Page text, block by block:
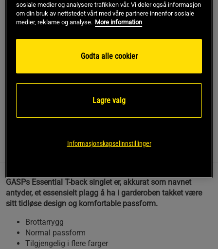
!
Dette produktet er dessverre ikke i lager. Få beskjed når
7332576184017
GASPs Essential T-back singlet er, akkurat som navnet
antyder, et essensielt plagg å ha i garderoben takket være
sitt tidløse design og komfortable passform.
Les mer
GASPs Essential T-back singlet er, akkurat som navnet
antyder, et essensielt plagg å ha i garderoben takket være
sitt tidløse design og komfortable passform.
Brottarrygg
Normal passform
Tilgjengelig i flere farger
sosiale medier og analysere trafikken vår. Vi deler også informasjon
om din bruk av nettstedet vårt med våre partnere innenfor sosiale
medier, reklame og analyse. More information
Godta alle cookier
Lagre valg
Informasjonskapselinnstillinger